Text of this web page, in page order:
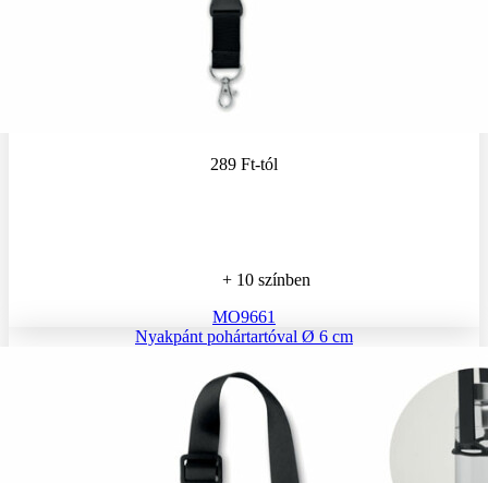
289 Ft-tól
+ 10 színben
MO9661
Nyakpánt pohártartóval Ø 6 cm